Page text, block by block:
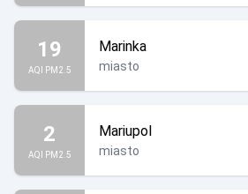
19
AQI PM2.5
Marinka
miasto
2
AQI PM2.5
Mariupol
miasto